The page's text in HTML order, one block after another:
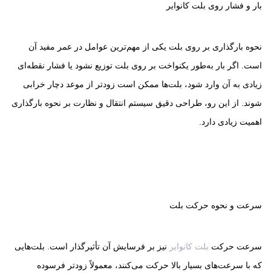
بار و فشار روی بلت کانوایر
نحوه بارگذاری بر روی بلت یکی از مهم‌ترین عوامل در عمر مفید آن
است. اگر بار به‌طور یکنواخت بر روی بلت توزیع نشود یا فشار نقطه‌ای
زیادی به آن وارد شود، بلت‌ها ممکن است زودتر از موعد دچار خرابی
شوند. از این رو، طراحی دقیق سیستم انتقال و نظارت بر نحوه بارگذاری
اهمیت زیادی دارد.
سرعت و نحوه حرکت بلت
سرعت حرکت بلت کانوایر نیز بر فرسایش آن تأثیرگذار است. بلت‌هایی
که با سرعت‌های بسیار بالا حرکت می‌کنند، معمولاً زودتر فرسوده